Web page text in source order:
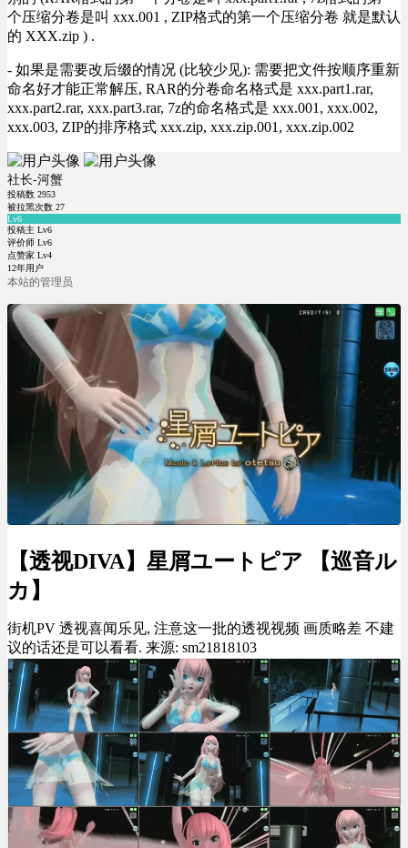
个压缩分卷是叫 xxx.001 , ZIP格式的第一个压缩分卷 就是默认
的 XXX.zip ) .
- 如果是需要改后缀的情况 (比较少见): 需要把文件按顺序重新
命名好才能正常解压, RAR的分卷命名格式是 xxx.part1.rar,
xxx.part2.rar, xxx.part3.rar, 7z的命名格式是 xxx.001, xxx.002,
xxx.003, ZIP的排序格式 xxx.zip, xxx.zip.001, xxx.zip.002
社长-河蟹
投稿数 2953
被拉黑次数 27
Lv6
投稿主 Lv6
评价师 Lv6
点赞家 Lv4
12年用户
本站的管理员
【透视DIVA】星屑ユートピア 【巡音ル
カ】
街机PV 透视喜闻乐见, 注意这一批的透视视频 画质略差 不建
议的话还是可以看看. 来源: sm21818103